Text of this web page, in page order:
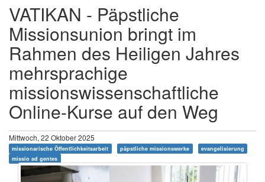
VATIKAN - Päpstliche
Missionsunion bringt im
Rahmen des Heiligen Jahres
mehrsprachige
missionswissenschaftliche
Online-Kurse auf den Weg
Mittwoch, 22 Oktober 2025
missionarische Öffentlichkeitsarbeit päpstliche missionswerke
evangelisierung
missio ad gentes